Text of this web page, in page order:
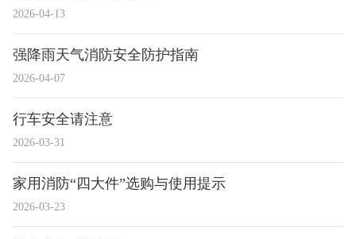
2026-04-13
2026-04-07
强降雨天气消防安全防护指南
2026-03-31
行车安全请注意
2026-03-23
家用消防“四大件”选购与使用提示